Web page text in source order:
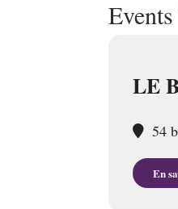
LE
54
En